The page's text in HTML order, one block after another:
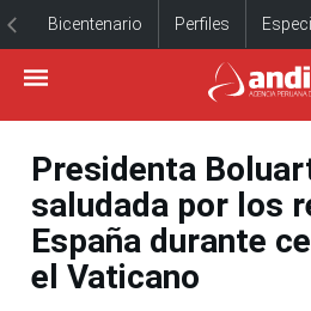
Bicentenario Perfiles
Presidenta
saludada por los
España durante
el Vaticano